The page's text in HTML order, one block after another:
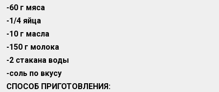
-60 г мяса
-1/4 яйца
-10 г масла
-150 г молока
-2 стакана воды
-соль по вкусу
СПОСОБ ПРИГОТОВЛЕНИЯ: